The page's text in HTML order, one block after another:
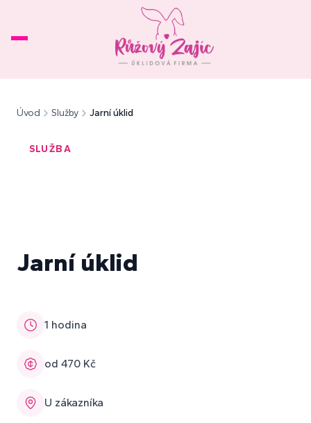
Úvod Služby Jarní úklid
SLUŽBA
Jarní úklid
1 hodina
od 470 Kč
U zákazníka